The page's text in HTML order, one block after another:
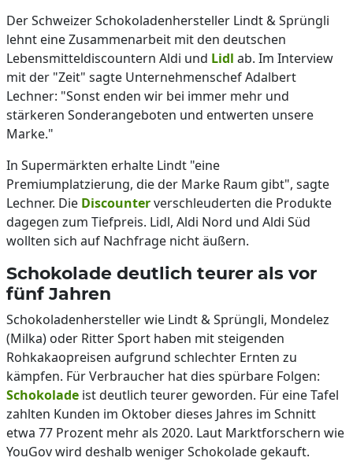
Der Schweizer Schokoladenhersteller Lindt & Sprüngli
lehnt eine Zusammenarbeit mit den deutschen
Lebensmitteldiscountern Aldi und Lidl ab. Im Interview
mit der "Zeit" sagte Unternehmenschef Adalbert
Lechner: "Sonst enden wir bei immer mehr und
stärkeren Sonderangeboten und entwerten unsere
Marke."
In Supermärkten erhalte Lindt "eine
Premiumplatzierung, die der Marke Raum gibt", sagte
Lechner. Die Discounterverschleuderten die Produkte
dagegen zum Tiefpreis. Lidl, Aldi Nord und Aldi Süd
wollten sich auf Nachfrage nicht äußern.
Schokolade deutlich teurer als vor
fünf Jahren
Schokoladenhersteller wie Lindt & Sprüngli, Mondelez
(Milka) oder Ritter Sport haben mit steigenden
Rohkakaopreisen aufgrund schlechter Ernten zu
kämpfen. Für Verbraucher hat dies spürbare Folgen:
Schokolade ist deutlich teurer geworden. Für eine Tafel
zahlten Kunden im Oktober dieses Jahres im Schnitt
etwa 77 Prozent mehr als 2020. Laut Marktforschern wie
YouGov wird deshalb weniger Schokolade gekauft.